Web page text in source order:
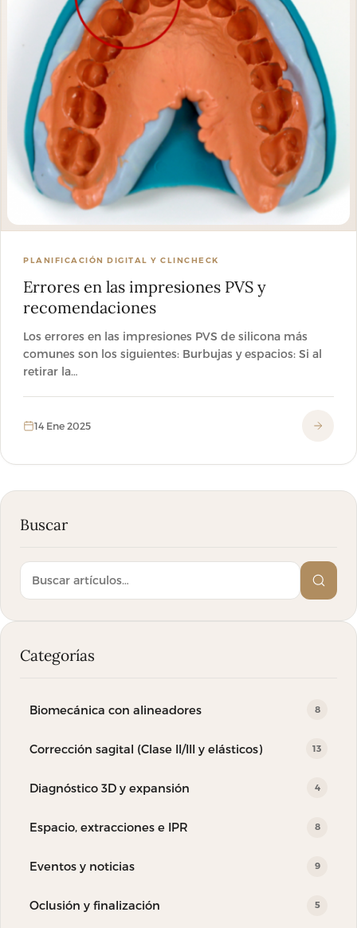
PLANIFICACIÓN DIGITAL Y CLINCHECK
Errores en las impresiones PVS y
recomendaciones
Los errores en las impresiones PVS de silicona más
comunes son los siguientes: Burbujas y espacios: Si al
retirar la…
14 Ene 2025
Buscar
Buscar en el blog
Categorías
Biomecánica con alineadores 8
Corrección sagital (Clase II/III y elásticos) 13
Diagnóstico 3D y expansión 4
Espacio, extracciones e IPR 8
Eventos y noticias 9
Oclusión y finalización 5